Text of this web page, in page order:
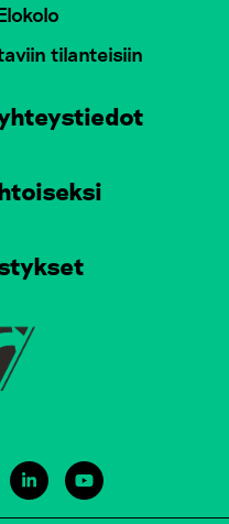
tilanteisiin